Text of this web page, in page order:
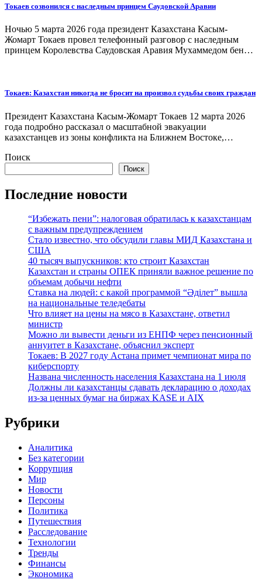
Токаев созвонился с наследным принцем Саудовской Аравии
Ночью 5 марта 2026 года президент Казахстана Касым-
Жомарт Токаев провел телефонный разговор с наследным
принцем Королевства Саудовская Аравия Мухаммедом бен…
Токаев: Казахстан никогда не бросит на произвол судьбы своих граждан
Президент Казахстана Касым-Жомарт Токаев 12 марта 2026
года подробно рассказал о масштабной эвакуации
казахстанцев из зоны конфликта на Ближнем Востоке,…
Поиск
Поиск
Последние новости
“Избежать пени”: налоговая обратилась к казахстанцам
с важным предупреждением
Стало известно, что обсудили главы МИД Казахстана и
США
40 тысяч выпускников: кто строит Казахстан
Казахстан и страны ОПЕК приняли важное решение по
объемам добычи нефти
Ставка на людей: с какой программой “Әділет” вышла
на национальные теледебаты
Что влияет на цены на мясо в Казахстане, ответил
министр
Можно ли вывести деньги из ЕНПФ через пенсионный
аннуитет в Казахстане, объяснил эксперт
Токаев: В 2027 году Астана примет чемпионат мира по
киберспорту
Названа численность населения Казахстана на 1 июля
Должны ли казахстанцы сдавать декларацию о доходах
из-за ценных бумаг на биржах KASE и AIX
Рубрики
Аналитика
Без категории
Коррупция
Мир
Новости
Персоны
Политика
Путешествия
Расследование
Технологии
Тренды
Финансы
Экономика